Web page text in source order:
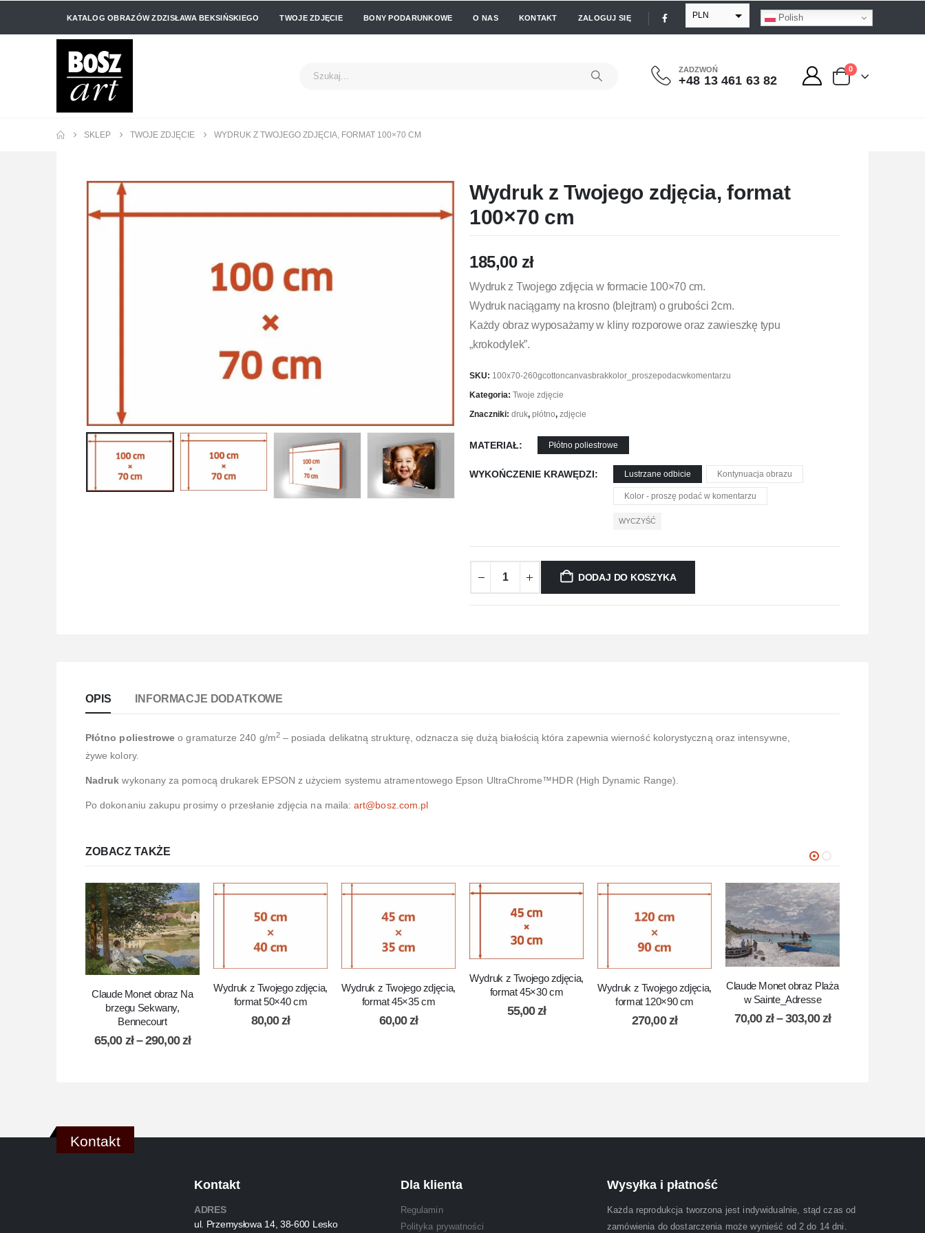
KATALOG OBRAZÓW ZDZISŁAWA BEKSIŃSKIEGO TWOJE ZDJĘCIE BONY PODARUNKOWE O NAS KONTAKT ZALOGUJ SIĘ PLN
GBP
Polish
ZADZWOŃ
+48 13 461 63 82
0
SKLEP TWOJE ZDJĘCIE WYDRUK Z TWOJEGO ZDJĘCIA, FORMAT 100×70 CM
Wydruk z Twojego zdjęcia, format
100×70 cm
185,00 zł
Wydruk z Twojego zdjęcia w formacie 100×70 cm.
Wydruk naciągamy na krosno (blejtram) o grubości 2cm.
Każdy obraz wyposażamy w kliny rozporowe oraz zawieszkę typu
„krokodylek”.
SKU: 100x70-260gcottoncanvasbrakkolor_proszepodacwkomentarzu
Kategoria: Twoje zdjęcie
Znaczniki: druk, płótno, zdjęcie
MATERIAŁ Płótno poliestrowe
WYKOŃCZENIE KRAWĘDZI Lustrzane odbicie Kontynuacja obrazu
Kolor - proszę podać w komentarzu
WYCZYŚĆ
DODAJ DO KOSZYKA
OPIS INFORMACJE DODATKOWE
Płótno poliestroweo gramaturze 240 g/m2– posiada delikatną strukturę, odznacza się dużą białością która zapewnia wierność kolorystyczną oraz intensywne,
żywe kolory.
Nadruk wykonany za pomocą drukarek EPSON z użyciem systemu atramentowego Epson UltraChrome™HDR (High Dynamic Range).
Po dokonaniu zakupu prosimy o przesłanie zdjęcia na maila:art@bosz.com.pl
ZOBACZ TAKŻE
Claude Monet obraz Na
brzegu Sekwany,
Bennecourt
65,00 zł – 290,00zł
Wydruk z Twojego zdjęcia,
format 50×40 cm
80,00zł
Wydruk z Twojego zdjęcia,
format 45×35 cm
60,00zł
Wydruk z Twojego zdjęcia,
format 45×30 cm
55,00zł
Wydruk z Twojego zdjęcia,
format 120×90 cm
270,00zł
Claude Monet obraz Plaża
w Sainte_Adresse
70,00 zł – 303,00zł
Kontakt
Kontakt
ADRES
ul. Przemysłowa 14, 38-600 Lesko
Dla klienta
Regulamin
Polityka prywatności
Wysyłka i płatność
Każda reprodukcja tworzona jest indywidualnie, stąd czas od
zamówienia do dostarczenia może wynieść od 2 do 14 dni.